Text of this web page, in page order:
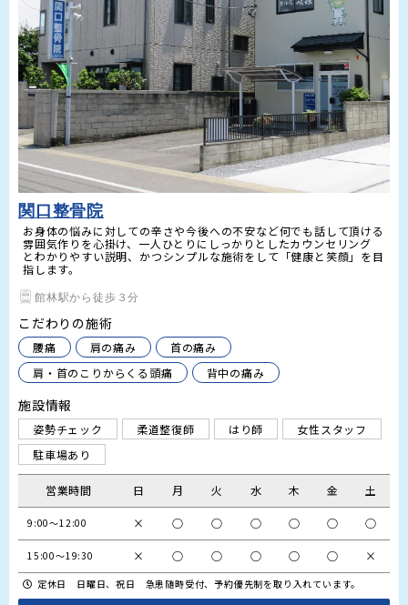
関口整骨院
お身体の悩みに対しての辛さや今後への不安など何でも話して頂ける
雰囲気作りを心掛け、一人ひとりにしっかりとしたカウンセリング
とわかりやすい説明、かつシンプルな施術をして「健康と笑顔」を目
館林駅から徒歩３分
こだわりの施術
腰痛 肩の痛み
首の痛み
肩・首のこりからくる頭痛
背中の痛み
施設情報
姿勢チェック 柔道整復師 はり師
女性スタッフ
駐車場あり
営業時間 日 月 火 水 木 金 土
9:00～12:00 × ○ ○ ○ ○ ○ ○
15:00～19:30 × ○ ○ ○ ○ ○ ×
定休日 日曜日、祝日 急患随時受付、予約優先制を取り入れています。